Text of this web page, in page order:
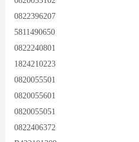
0822396207
5811490650
0822240801
1824210223
0820055501
0820055601
0820055051
0822406372